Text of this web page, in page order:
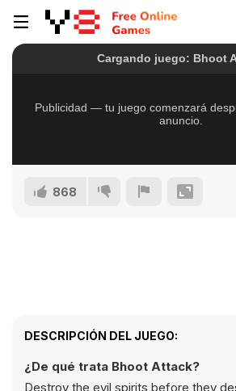
868
DESCRIPCIÓN DEL JUEGO:
¿De qué trata Bhoot Attack?
Destroy the evil spirits before they